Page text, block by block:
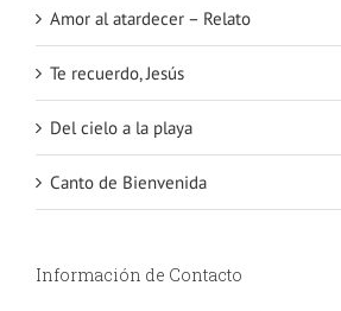
Amor al atardecer – Relato
Te recuerdo, Jesús
Del cielo a la playa
Canto de Bienvenida
Información de Contacto